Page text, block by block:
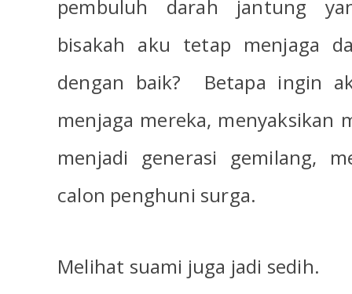
pembuluh darah jantung
bisakah aku tetap menjaga
dengan baik?
Betapa ingin
menjaga mereka, menyaksikan
menjadi generasi gemilang,
calon penghuni surga.
Melihat suami juga jadi sedih.